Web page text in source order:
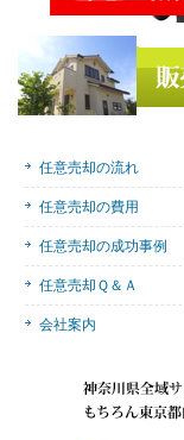
任意売却の流れ
任意売却の費用
任意売却の成功事例
任意売却Ｑ＆Ａ
会社案内